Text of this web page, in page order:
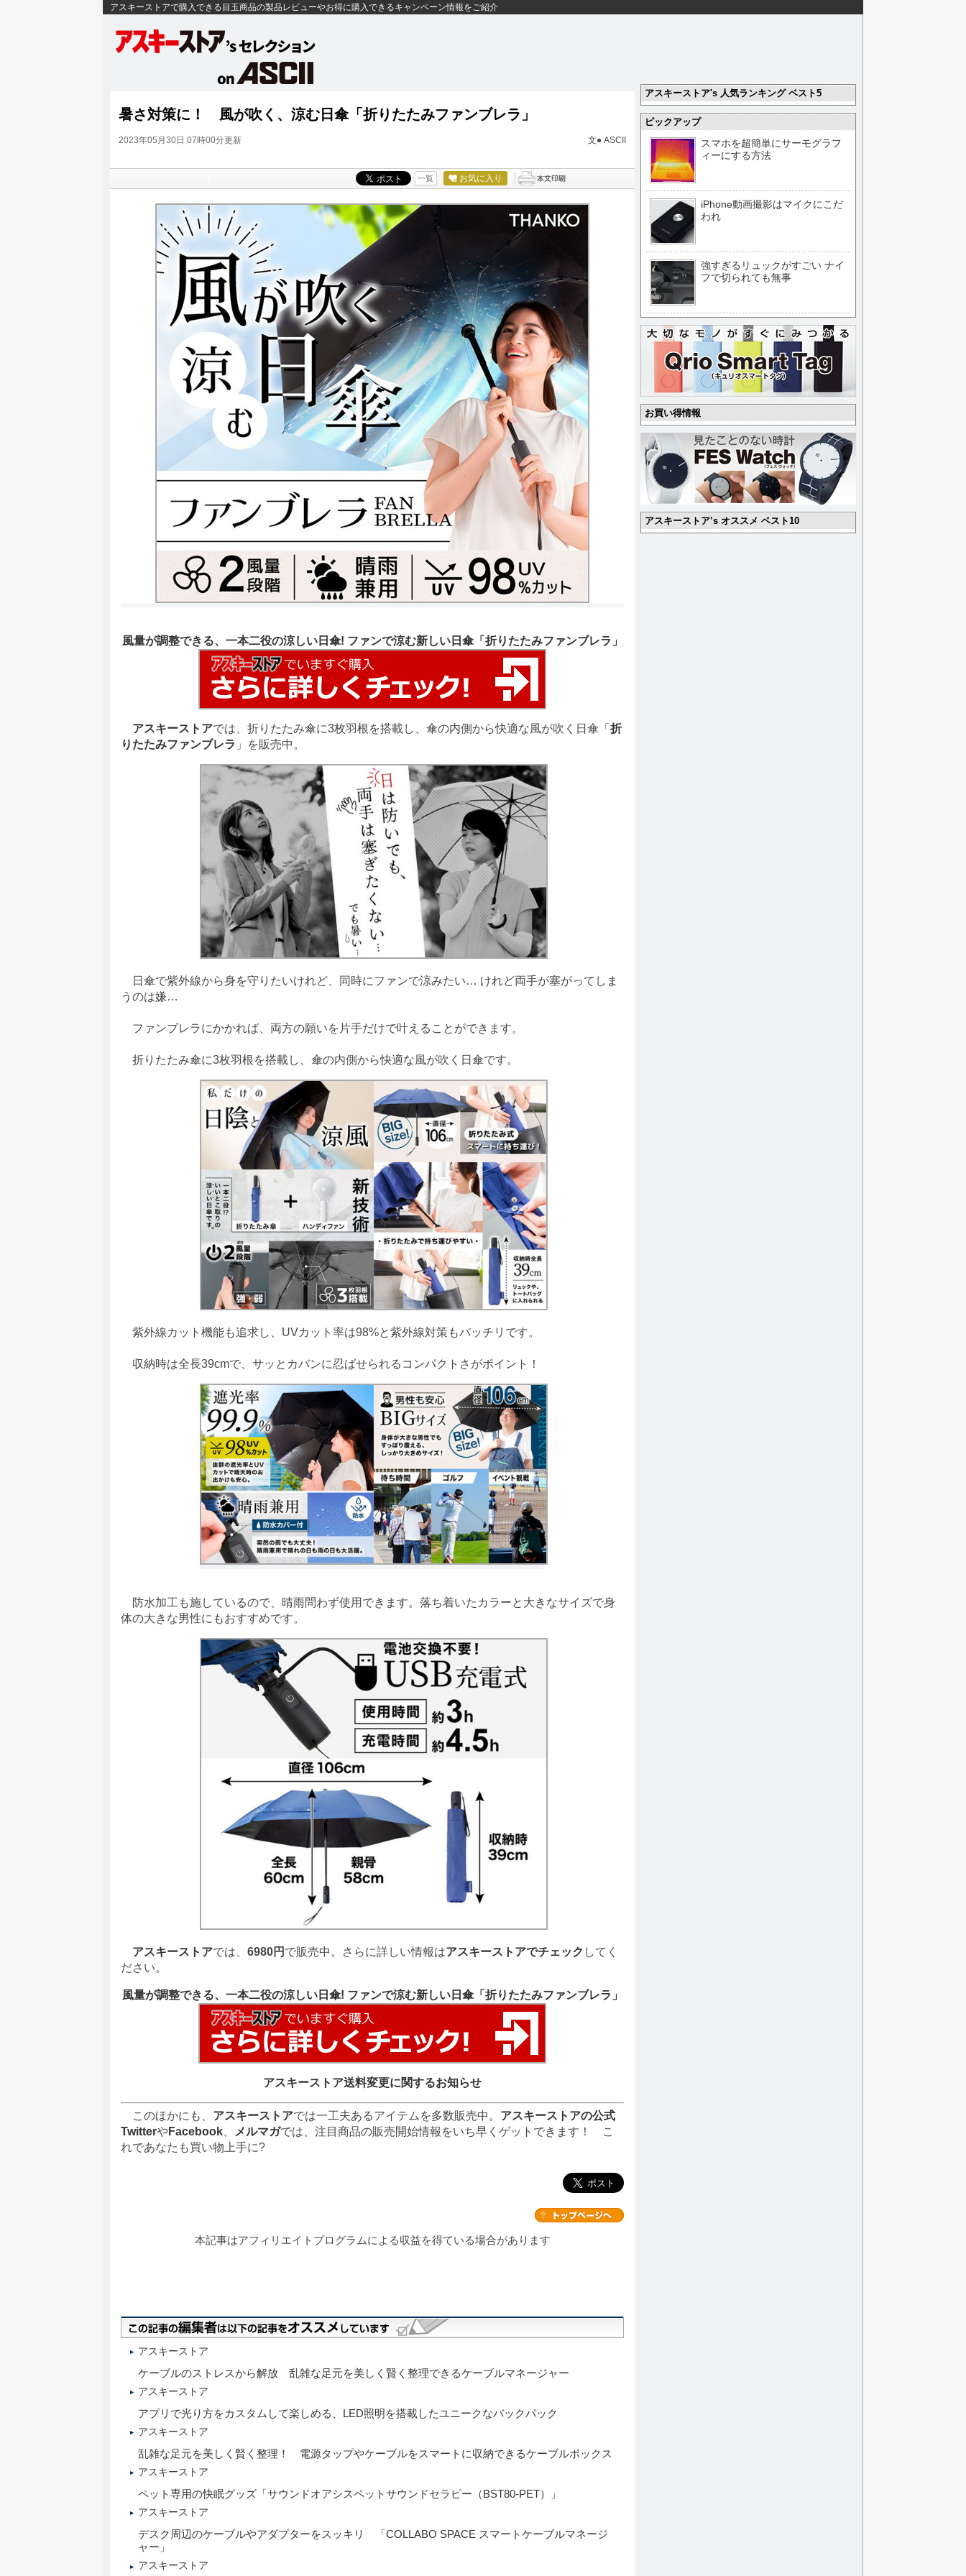
アスキーストアで購入できる目玉商品の製品レビューやお得に購入できるキャンペーン情報をご紹介
暑さ対策に！ 風が吹く、涼む日傘「折りたたみファンブレラ」
2023年05月30日 07時00分更新 文● ASCII
一覧 お気に入り
風量が調整できる、一本二役の涼しい日傘! ファンで涼む新しい日傘「折りたたみファンブレラ」
アスキーストアでは、折りたたみ傘に3枚羽根を搭載し、傘の内側から快適な風が吹く日傘「 折
りたたみファンブレラ 」を販売中。
日傘で紫外線から身を守りたいけれど、同時にファンで涼みたい… けれど両手が塞がってしま
うのは嫌…
ファンブレラにかかれば、両方の願いを片手だけで叶えることができます。
折りたたみ傘に3枚羽根を搭載し、傘の内側から快適な風が吹く日傘です。
紫外線カット機能も追求し、UVカット率は98%と紫外線対策もバッチリです。
収納時は全長39cmで、サッとカバンに忍ばせられるコンパクトさがポイント！
防水加工も施しているので、晴雨問わず使用できます。落ち着いたカラーと大きなサイズで身
体の大きな男性にもおすすめです。
アスキーストアでは、 6980円 で販売中。さらに詳しい情報はアスキーストアでチェック してく
ださい。
風量が調整できる、一本二役の涼しい日傘! ファンで涼む新しい日傘「折りたたみファンブレラ」
アスキーストア送料変更に関するお知らせ
このほかにも、 アスキーストアでは一工夫あるアイテムを多数販売中。 アスキーストアの公式
TwitterやFacebook メルマガでは、注目商品の販売開始情報をいち早くゲットできます！ こ
れであなたも買い物上手に?
本記事はアフィリエイトプログラムによる収益を得ている場合があります
アスキーストア
ケーブルのストレスから解放 乱雑な足元を美しく賢く整理できるケーブルマネージャー
アスキーストア
アプリで光り方をカスタムして楽しめる、LED照明を搭載したユニークなバックパック
アスキーストア
乱雑な足元を美しく賢く整理！ 電源タップやケーブルをスマートに収納できるケーブルボックス
アスキーストア
ペット専用の快眠グッズ「サウンドオアシスペットサウンドセラピー（BST80-PET）」
アスキーストア
デスク周辺のケーブルやアダプターをスッキリ 「COLLABO SPACE スマートケーブルマネージ
ャー」
アスキーストア
アスキーストア's 人気ランキング ベスト5
ピックアップ
スマホを超簡単にサーモグラフ
ィーにする方法
iPhone動画撮影はマイクにこだ
われ
強すぎるリュックがすごい ナイ
フで切られても無事
お買い得情報
アスキーストア’s オススメ ベスト10